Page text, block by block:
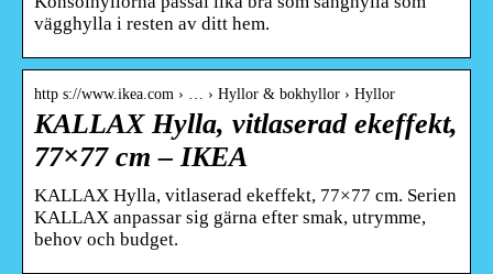
vägghylla i resten av ditt hem.
http s://www.ikea.com › … › Hyllor & bokhyllor › Hyllor
KALLAX Hylla, vitlaserad ekeffekt,
77×77 cm – IKEA
KALLAX Hylla, vitlaserad ekeffekt, 77×77 cm. Serien
KALLAX anpassar sig gärna efter smak, utrymme,
behov och budget.